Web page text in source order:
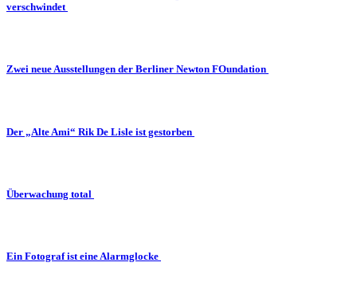
verschwindet
Zwei neue Ausstellungen der Berliner Newton FOundation
Der „Alte Ami“ Rik De Lisle ist gestorben
Überwachung total
Ein Fotograf ist eine Alarmglocke